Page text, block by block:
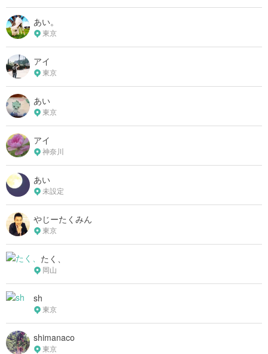
あい。
東京
アイ
東京
あい
東京
アイ
神奈川
あい
未設定
やじーたくみん
東京
たく、
岡山
sh
東京
shimanaco
東京